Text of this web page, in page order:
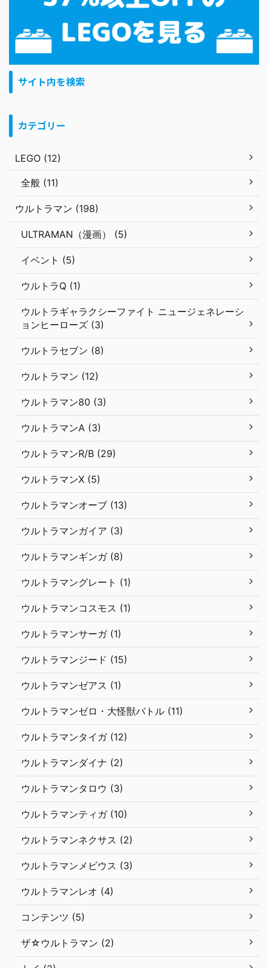
サイト内を検索
カテゴリー
LEGO (12)
全般 (11)
ウルトラマン (198)
ULTRAMAN（漫画） (5)
イベント (5)
ウルトラQ (1)
ウルトラギャラクシーファイト ニュージェネレーシ
ョンヒーローズ (3)
ウルトラセブン (8)
ウルトラマン (12)
ウルトラマン80 (3)
ウルトラマンA (3)
ウルトラマンR/B (29)
ウルトラマンX (5)
ウルトラマンオーブ (13)
ウルトラマンガイア (3)
ウルトラマンギンガ (8)
ウルトラマングレート (1)
ウルトラマンコスモス (1)
ウルトラマンサーガ (1)
ウルトラマンジード (15)
ウルトラマンゼアス (1)
ウルトラマンゼロ・大怪獣バトル (11)
ウルトラマンタイガ (12)
ウルトラマンダイナ (2)
ウルトラマンタロウ (3)
ウルトラマンティガ (10)
ウルトラマンネクサス (2)
ウルトラマンメビウス (3)
ウルトラマンレオ (4)
コンテンツ (5)
ザ☆ウルトラマン (2)